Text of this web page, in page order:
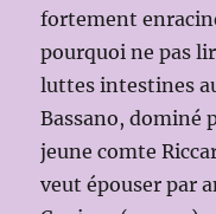
fortement
pourquoi ne pas
luttes intestines
Bassano, dominé
jeune comte
veut épouser par